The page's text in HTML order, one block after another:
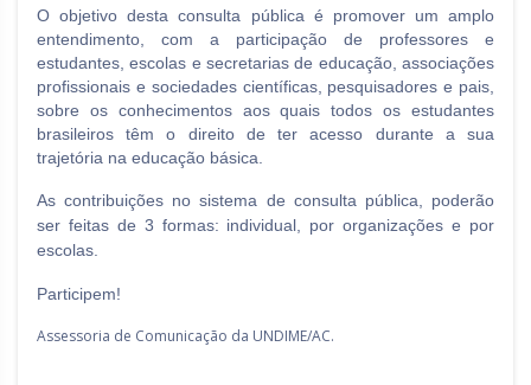
O objetivo desta consulta pública é promover um amplo
entendimento, com a participação de professores e
estudantes, escolas e secretarias de educação, associações
profissionais e sociedades científicas, pesquisadores e pais,
sobre os conhecimentos aos quais todos os estudantes
brasileiros têm o direito de ter acesso durante a sua
trajetória na educação básica.
As contribuições no sistema de consulta pública, poderão
ser feitas de 3 formas: individual, por organizações e por
escolas.
Participem!
Assessoria de Comunicação da UNDIME/AC.